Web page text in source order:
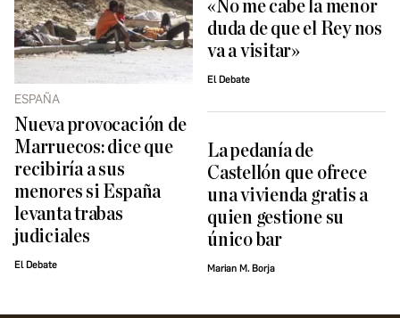
ESPAÑA
Nueva provocación de
Marruecos: dice que
recibiría a sus
menores si España
levanta trabas
judiciales
El Debate
«No me cabe la menor
duda de que el Rey nos
va a visitar»
El Debate
La pedanía de
Castellón que ofrece
una vivienda gratis a
quien gestione su
único bar
Marian M. Borja